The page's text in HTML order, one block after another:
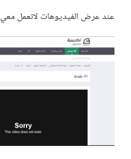
عند عرض الفيديوهات لاتعمل معي